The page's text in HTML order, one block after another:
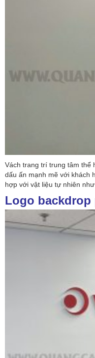
Vách trang trí trung tâm thể
dấu ấn mạnh mẽ với khách
hợp với vật liệu tự nhiên
Logo